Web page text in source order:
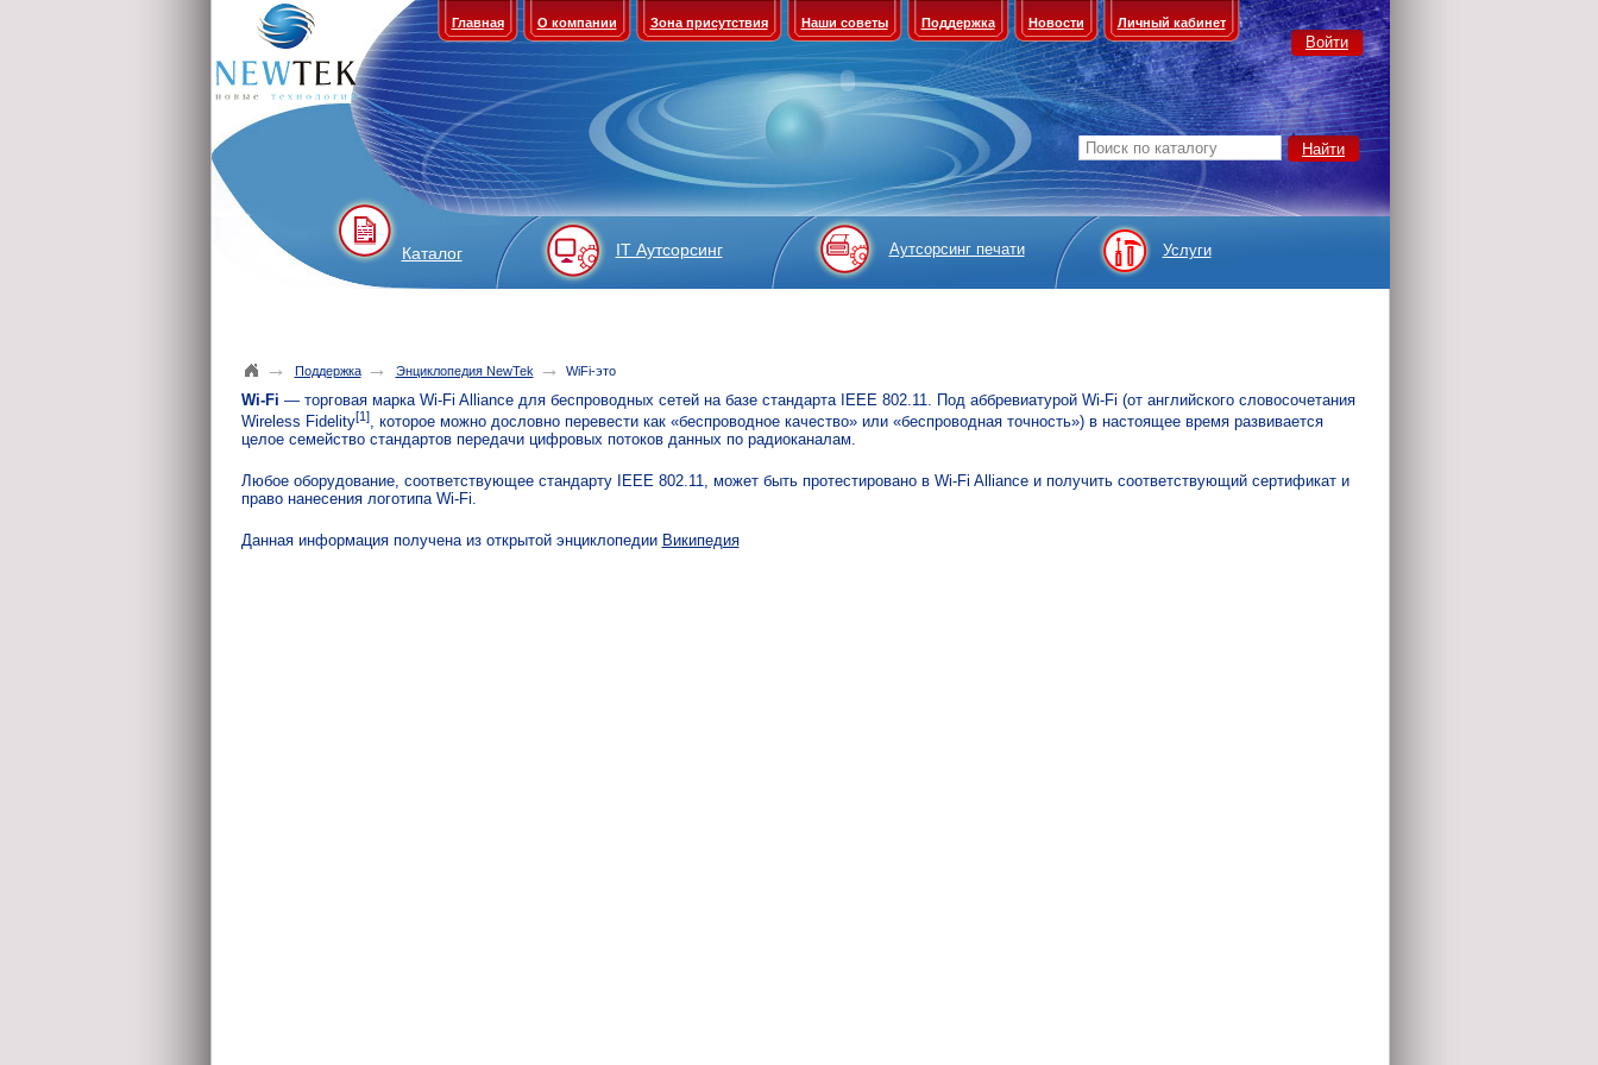
Главная О компании Зона присутствия Наши советы Поддержка Новости Личный кабинет
Войти
Каталог IT Аутсорсинг Аутсорсинг печати Услуги
→ Поддержка → Энциклопедия NewTek → WiFi-это
Wi-Fi — торговая марка Wi-Fi Alliance для беспроводных сетей на базе стандарта IEEE 802.11. Под аббревиатурой Wi-Fi (от английского словосочетания
Wireless Fidelity[1], которое можно дословно перевести как «беспроводное качество» или «беспроводная точность») в настоящее время развивается
целое семейство стандартов передачи цифровых потоков данных по радиоканалам.
Любое оборудование, соответствующее стандарту IEEE 802.11, может быть протестировано в Wi-Fi Alliance и получить соответствующий сертификат и
право нанесения логотипа Wi-Fi.
Данная информация получена из открытой энциклопедии Википедия